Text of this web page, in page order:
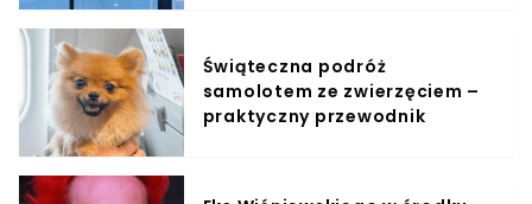
Świąteczna podróż
samolotem ze zwierzęciem –
praktyczny przewodnik